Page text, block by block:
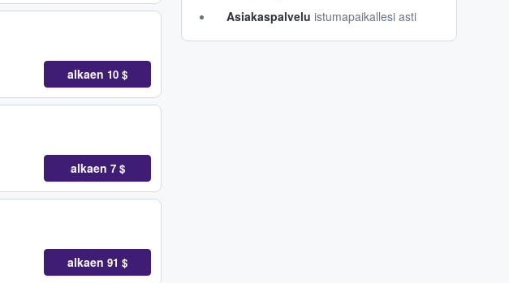
alkaen 10 $
alkaen 7 $
alkaen 91 $
Asiakaspalvelu istumapaikallesi asti